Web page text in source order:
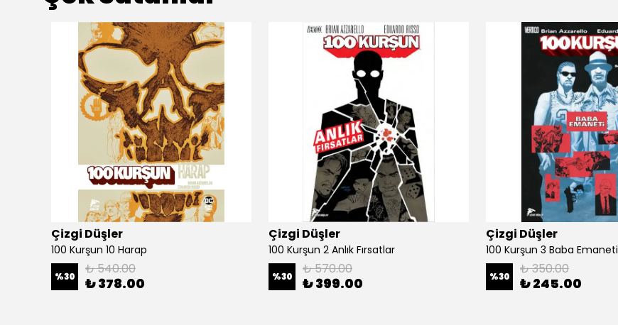
Çizgi Düşler
100 Kurşun 10 Harap
%30 ₺ 540.00
₺ 378.00
Çizgi Düşler
100 Kurşun 2 Anlık Fırsatlar
%30 ₺ 570.00
₺ 399.00
Çizgi Düşler
100 Kurşun 3 Baba Emaneti
%30 ₺ 350.00
₺ 245.00